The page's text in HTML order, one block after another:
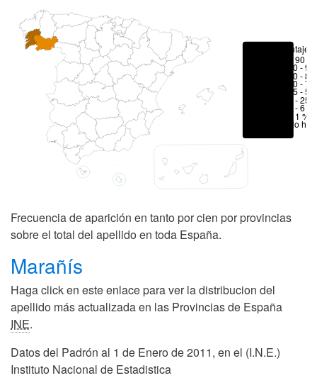
Porcentajes
> 90 %
80 -
70 -
50 -
25 -
6 - 25
1 - 6 %
< 1 %
No hay
Frecuencia de aparición en tanto por cien por provincias
sobre el total del apellido en toda España.
Marañís
Haga click en este enlace para ver la distribucion del
apellido más actualizada en las Provincias de España
INE.
Datos del Padrón al 1 de Enero de 2011, en el (I.N.E.)
Instituto Nacional de Estadistica